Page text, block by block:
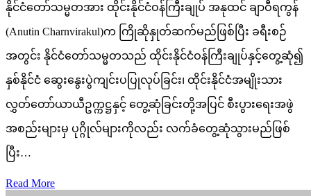
နိုင်ငံတော်သမ္မတအား ထိုင်းနိုင်ငံဝန်ကြီးချုပ် အနုထင် ချာဝီရကွန်
(Anutin Charnvirakul)က ကြိုဆိုနှုတ်ဆက်မည်ဖြစ်ပြီး ခရီးစဉ်
အတွင်း နိုင်ငံတော်သမ္မတသည် ထိုင်းနိုင်ငံဝန်ကြီးချုပ်နှင့်တွေ့ဆုံ၍
နှစ်နိုင်ငံ ဆွေးနွေးပွဲကျင်းပပြုလုပ်ခြင်း၊ ထိုင်းနိုင်ငံအမျိုးသား
လွှတ်တော်ယာယီဥက္ကဋ္ဌနှင့် တွေ့ဆုံခြင်းတို့အပြင် စီးပွားရေးအဖွဲ
အစည်းများမှ ပုဂ္ဂိုလ်များကိုလည်း လက်ခံတွေ့ဆုံသွားမည်ဖြစ်
ပြီး…
Read More